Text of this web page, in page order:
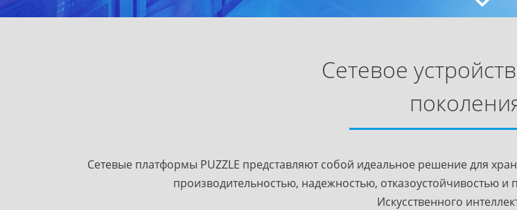
Сетевое
Сетевые платформы PUZZLE представляют собой идеальное решение для
производительностью, надежностью, отказоустойчивостью и
Искусственного